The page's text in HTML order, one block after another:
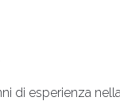
di esperienza